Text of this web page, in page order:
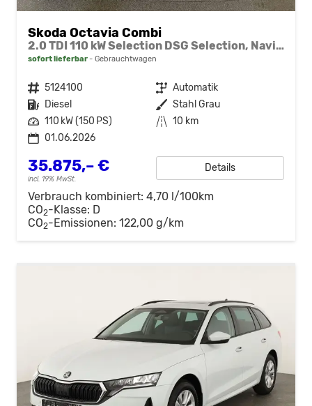
Skoda Octavia Combi
2.0 TDI 110 kW Selection DSG Selection, Navi, Pano, AHK, Teilleder, 5-J Garantie
sofort lieferbar Gebrauchtwagen
Fahrzeugnr. 5124100 Getriebe Automatik
Kraftstoff Diesel Außenfarbe Stahl Grau
Leistung 110 kW (150 PS) Kilometerstand 10 km
01.06.2026
35.875,– €
incl. 19% MwSt.
Details
Verbrauch kombiniert: 4,70 l/100km
CO2-Klasse: D
CO2-Emissionen: 122,00 g/km